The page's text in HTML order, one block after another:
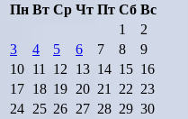
Пн Вт Ср Чт Пт Сб Вс
1
2
3
4 5 6 7 8
9
10 11 12 13 14 15 16
17 18 19 20 21 22 23
24 25 26 27 28 29 30